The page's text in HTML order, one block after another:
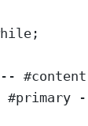
;
#primary